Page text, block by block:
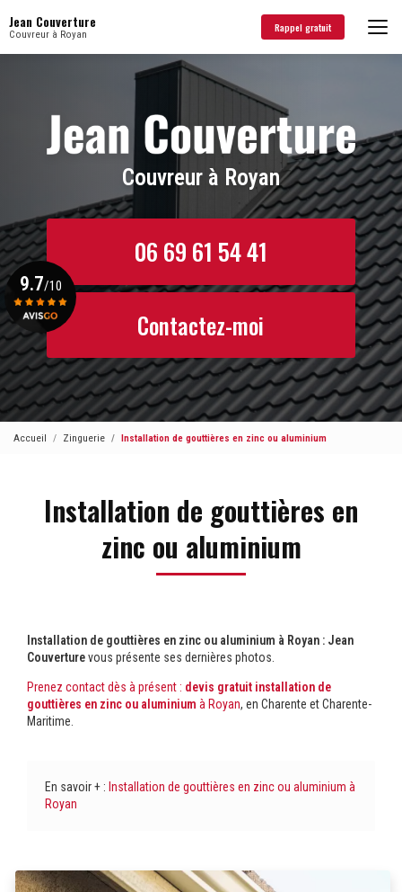
au
contenu
Jean Couverture
Couvreur à Royan Rappel gratuit
Couvreur à Royan
06 69 61 54 41
Contactez-moi
9.7/10
Voir le certificat
Accueil Zinguerie Installation de gouttières en zinc ou aluminium
Installation de gouttières en
zinc ou aluminium
Installation de gouttières en zinc ou aluminium à Royan : Jean
Couverturevous présente ses dernières photos.
Prenez contact dès à présent : devis gratuit installation de
gouttières en zinc ou aluminium à Royan, en Charente et Charente-
Maritime.
En savoir + : Installation de gouttières en zinc ou aluminium à
Royan